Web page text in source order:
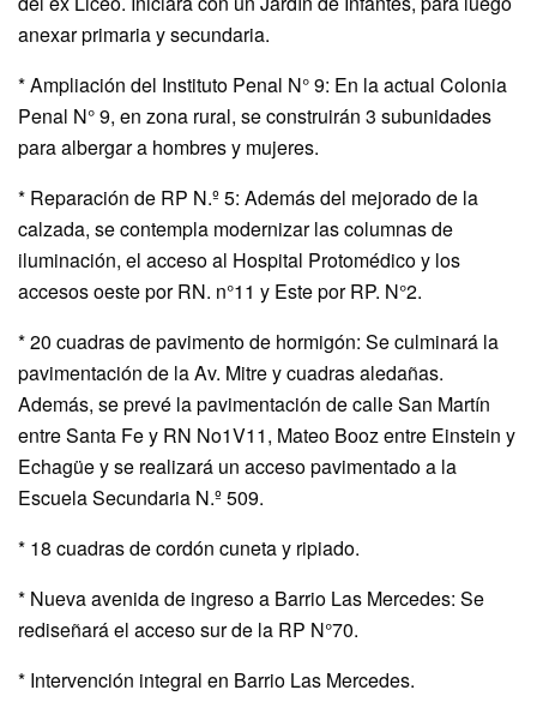
anexar primaria y secundaria.
* Ampliación del Instituto Penal N° 9: En la actual Colonia
Penal N° 9, en zona rural, se construirán 3 subunidades
para albergar a hombres y mujeres.
* Reparación de RP N.º 5: Además del mejorado de la
calzada, se contempla modernizar las columnas de
iluminación, el acceso al Hospital Protomédico y los
accesos oeste por RN. n°11 y Este por RP. N°2.
* 20 cuadras de pavimento de hormigón: Se culminará la
pavimentación de la Av. Mitre y cuadras aledañas.
Además, se prevé la pavimentación de calle San Martín
entre Santa Fe y RN No1V11, Mateo Booz entre Einstein y
Echagüe y se realizará un acceso pavimentado a la
Escuela Secundaria N.º 509.
* 18 cuadras de cordón cuneta y ripiado.
* Nueva avenida de ingreso a Barrio Las Mercedes: Se
rediseñará el acceso sur de la RP N°70.
* Intervención integral en Barrio Las Mercedes.